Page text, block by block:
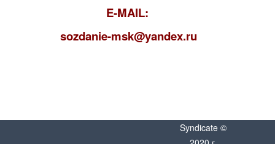
E-MAIL:
sozdanie-msk@yandex.ru
Syndicate ©